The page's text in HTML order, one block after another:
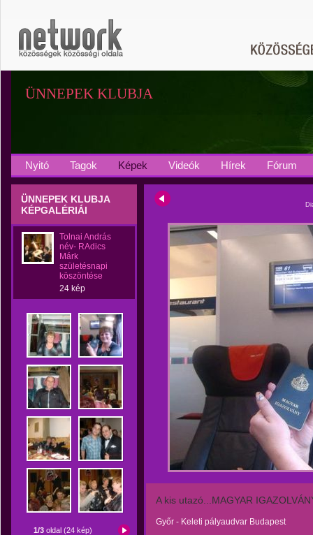
ÜNNEPEK KLUBJA
Nyitó Tagok Képek Videók Hírek Fórum
ÜNNEPEK KLUBJA
KÉPGALÉRIÁI
Tolnai András
név- RAdics
Márk
születésnapi
köszöntése
24 kép
1/3 oldal (24 kép)
A kis utazó...MAGYAR
Győr - Keleti pályaudvar Budapest